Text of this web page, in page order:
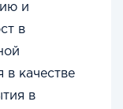
и
в
в качестве
в